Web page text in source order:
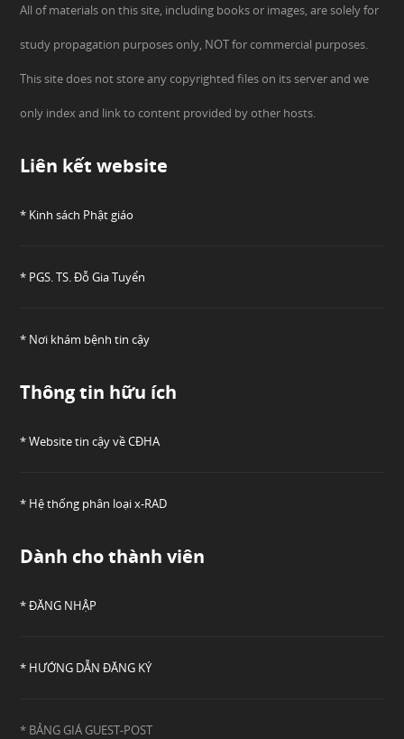
All of materials on this site, including books or images, are solely for
study propagation purposes only, NOT for commercial purposes.
This site does not store any copyrighted files on its server and we
only index and link to content provided by other hosts.
Liên kết website
* Kinh sách Phật giáo
* PGS. TS. Đỗ Gia Tuyển
* Nơi khám bệnh tin cậy
Thông tin hữu ích
* Website tin cậy về CĐHA
* Hệ thống phân loại x-RAD
Dành cho thành viên
* ĐĂNG NHẬP
* HƯỚNG DẪN ĐĂNG KÝ
* BẢNG GIÁ GUEST-POST